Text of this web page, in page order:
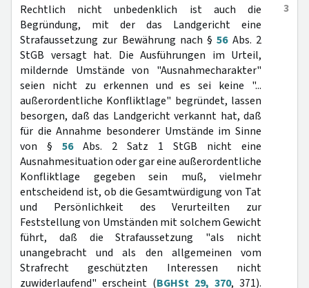
3
Rechtlich nicht unbedenklich ist auch die
Begründung, mit der das Landgericht eine
Strafaussetzung zur Bewährung nach §56Abs. 2
StGB versagt hat. Die Ausführungen im Urteil,
mildernde Umstände von "Ausnahmecharakter"
seien nicht zu erkennen und es sei keine "...
außerordentliche Konfliktlage" begründet, lassen
besorgen, daß das Landgericht verkannt hat, daß
für die Annahme besonderer Umstände im Sinne
von § 56Abs. 2 Satz 1 StGB nicht eine
Ausnahmesituation oder gar eine außerordentliche
Konfliktlage gegeben sein muß, vielmehr
entscheidend ist, ob die Gesamtwürdigung von Tat
und Persönlichkeit des Verurteilten zur
Feststellung von Umständen mit solchem Gewicht
führt, daß die Strafaussetzung "als nicht
unangebracht und als den allgemeinen vom
Strafrecht geschützten Interessen nicht
zuwiderlaufend" erscheint (BGHSt 29, 370, 371).